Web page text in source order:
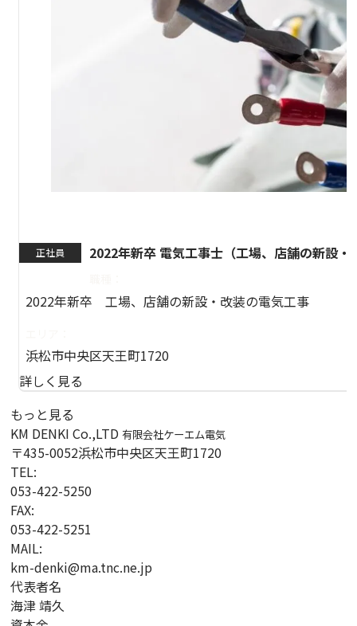
正社員 2022年新卒 電気工事士（工場、店舗の新設
2022年新卒 工場、店舗の新設・改装の電気工事
浜松市中央区天王町1720
詳しく見る
もっと見る
KM DENKI Co.,LTD 有限会社ケーエム電気
〒435-0052浜松市中央区天王町1720
TEL:
053-422-5250
FAX:
053-422-5251
MAIL:
km-denki@ma.tnc.ne.jp
代表者名
海津 靖久